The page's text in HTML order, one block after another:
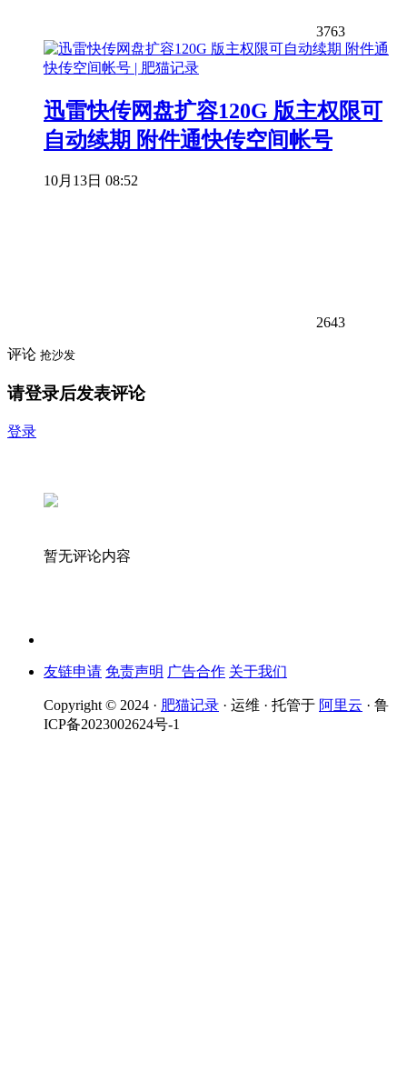
3763
迅雷快传网盘扩容120G 版主权限可
自动续期 附件通快传空间帐号
10月13日 08:52
2643
评论 抢沙发
请登录后发表评论
登录
暂无评论内容
友链申请 免责声明 广告合作 关于我们
Copyright © 2024 · 肥猫记录 · 运维 · 托管于 阿里云 · 鲁
ICP备2023002624号-1